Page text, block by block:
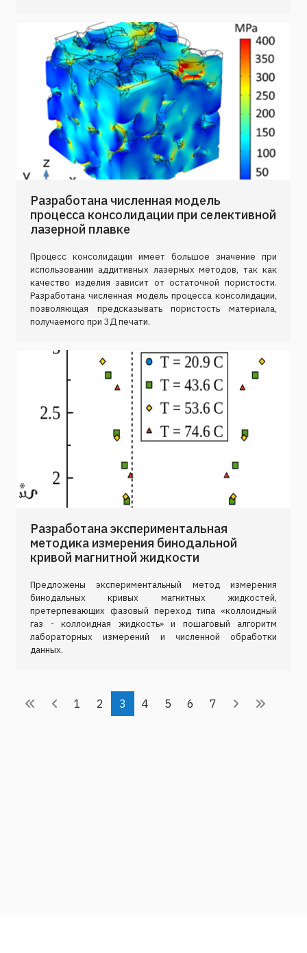
Разработана численная модель
процесса консолидации при селективной
лазерной плавке
Процесс консолидации имеет большое значение при
использовании аддитивных лазерных методов, так как
качество изделия зависит от остаточной пористости.
Разработана ​​численная модель процесса консолидации,
позволяющая предсказывать пористость материала,
получаемого при 3Д печати.
Разработана экспериментальная
методика измерения бинодальной
кривой магнитной жидкости
Предложены экспериментальный метод измерения
бинодальных кривых магнитных жидкостей,
претерпевающих фазовый переход типа «коллоидный
газ - коллоидная жидкость» и пошаговый алгоритм
лабораторных измерений и численной обработки
данных.
1 2 3 4 5 6 7